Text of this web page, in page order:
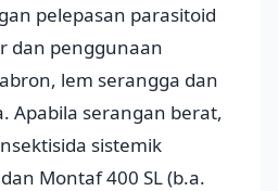
pelepasan parasitoid
dan penggunaan
lem serangga dan
Apabila serangan berat,
sistemik
Montaf 400 SL (b.a.